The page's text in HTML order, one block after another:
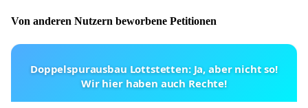
Von anderen Nutzern beworbene Petitionen
Doppelspurausbau Lottstetten: Ja, aber nicht so!
Wir hier haben auch Rechte!